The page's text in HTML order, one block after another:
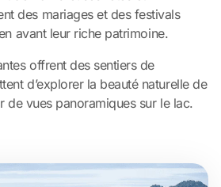
des mariages et des festivals
avant leur riche patrimoine.
offrent des sentiers de
d’explorer la beauté naturelle de
de vues panoramiques sur le lac.